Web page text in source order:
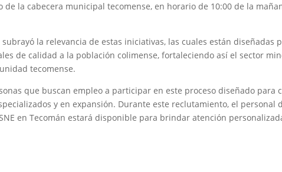
de la cabecera municipal tecomense, en horario de 10:00 de la
la relevancia de estas iniciativas, las cuales están diseñadas
de calidad a la población colimense, fortaleciendo así el sector
tecomense.
que buscan empleo a participar en este proceso diseñado para
y en expansión. Durante este reclutamiento, el personal
en Tecomán estará disponible para brindar atención